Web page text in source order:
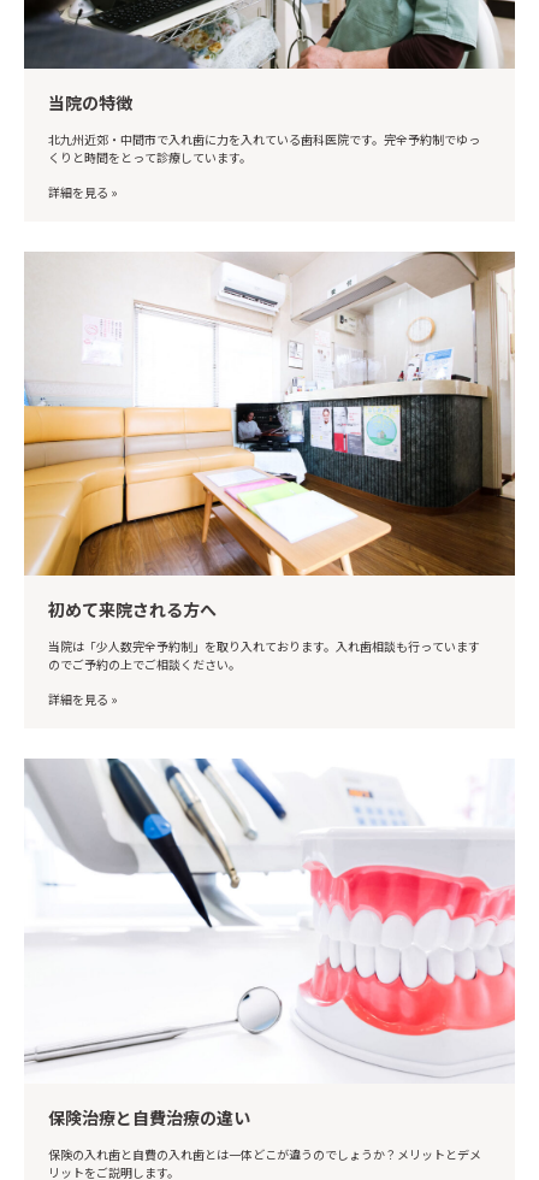
当院の特徴
北九州近郊・中間市で入れ歯に力を入れている歯科医院です。完全予約制でゆっ
くりと時間をとって診療しています。
詳細を見る »
初めて来院される方へ
当院は「少人数完全予約制」を取り入れております。入れ歯相談も行っています
のでご予約の上でご相談ください。
詳細を見る »
保険治療と自費治療の違い
保険の入れ歯と自費の入れ歯とは一体どこが違うのでしょうか？メリットとデメ
リットをご説明します。